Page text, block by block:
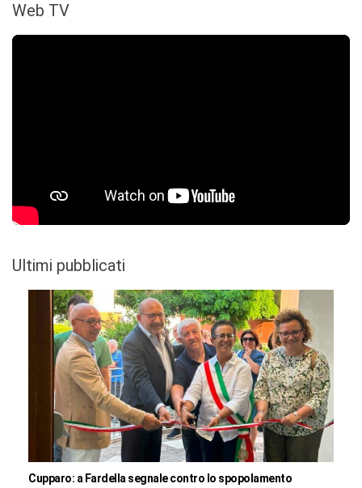
Web TV
Ultimi pubblicati
Cupparo: a Fardella segnale contro lo spopolamento